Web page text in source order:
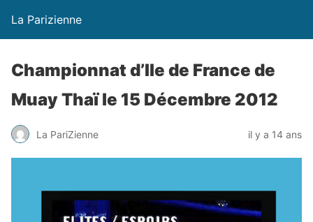
La Parizienne
Championnat d’Ile de France de
Muay Thaï le 15 Décembre 2012
La PariZienne il y a 14 ans